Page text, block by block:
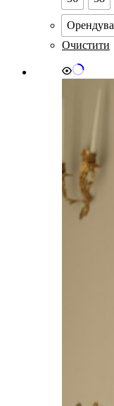
Очистити